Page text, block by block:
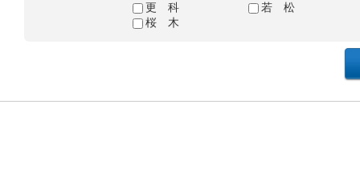
更 科
若 松
桜 木